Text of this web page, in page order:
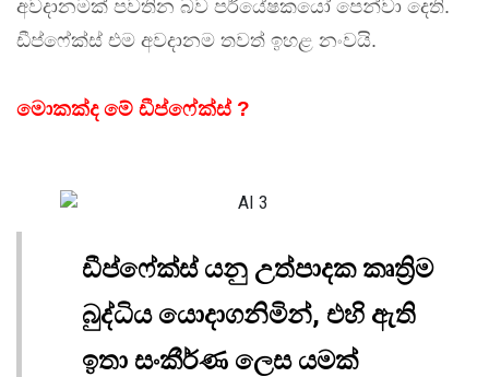
අවදානමක් පවතින බව පර්යේෂකයෝ පෙන්වා දෙති.
ඩීප්ෆේක්ස් එම අවදානම තවත් ඉහළ නංවයි.
මොකක්ද මේ ඩීප්ෆේක්ස් ?
ඩීප්ෆේක්ස් යනු උත්පාදක කෘත්‍රිම
බුද්ධිය යොදාගනිමින්, එහි ඇති
ඉතා සංකීර්ණ ලෙස යමක්